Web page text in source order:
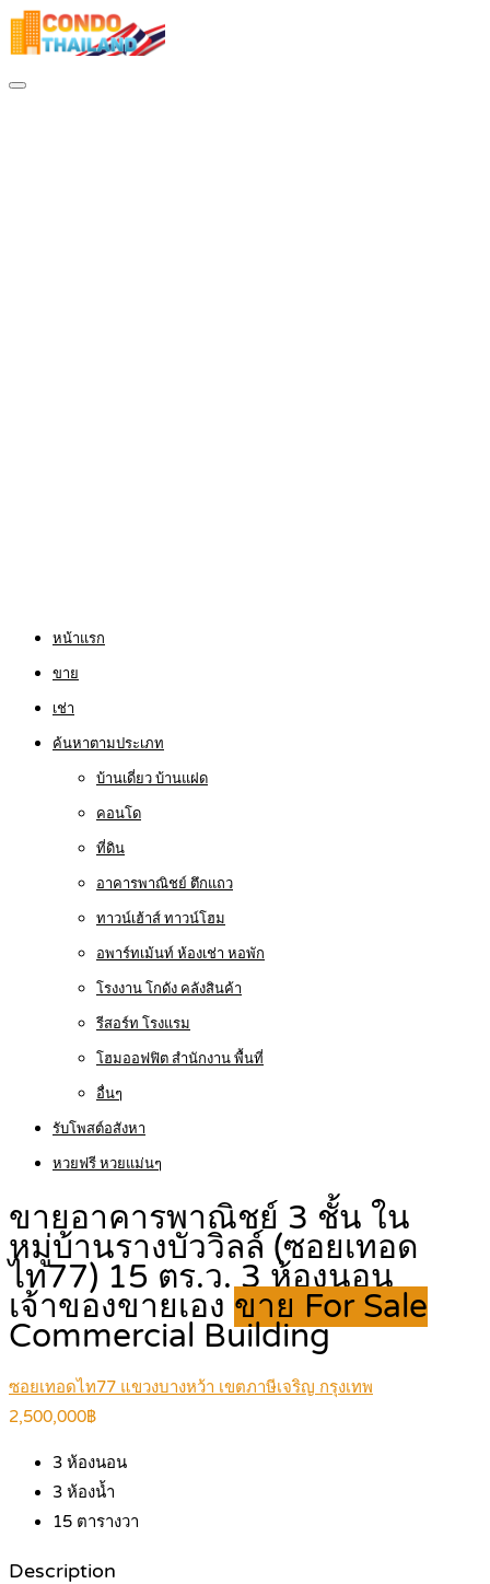
หน้าแรก
ขาย
เช่า
ค้นหาตามประเภท
บ้านเดี่ยว บ้านแฝด
คอนโด
ที่ดิน
อาคารพาณิชย์ ตึกแถว
ทาวน์เฮ้าส์ ทาวน์โฮม
อพาร์ทเม้นท์ ห้องเช่า หอพัก
โรงงาน โกดัง คลังสินค้า
รีสอร์ท โรงแรม
โฮมออฟฟิต สำนักงาน พื้นที่
อื่นๆ
รับโพสต์อสังหา
หวยฟรี หวยแม่นๆ
ขายอาคารพาณิชย์ 3 ชั้น ใน
หมู่บ้านรางบัววิลล์ (ซอยเทอด
ไท77) 15 ตร.ว. 3 ห้องนอน
เจ้าของขายเอง ขาย For Sale
Commercial Building
ซอยเทอดไท77 แขวงบางหว้า เขตภาษีเจริญ กรุงเทพ
2,500,000฿
3 ห้องนอน
3 ห้องน้ำ
15 ตารางวา
Description